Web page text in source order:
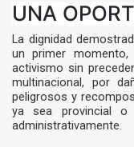
UNA
La dignidad
un primer momento,
activismo sin
multinacional, por
peligrosos y
ya sea provincial o
administrativamente.